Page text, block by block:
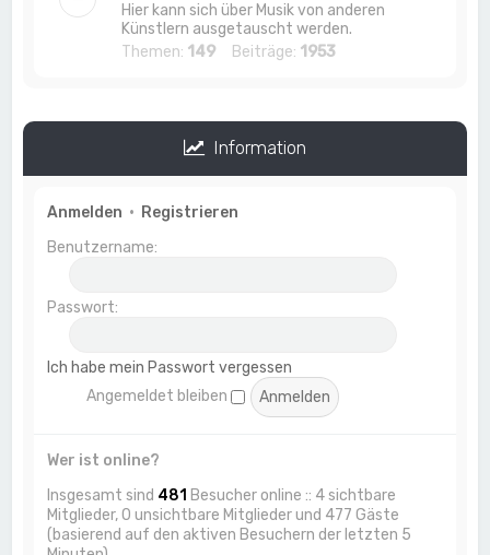
Hier kann sich über Musik von anderen
Künstlern ausgetauscht werden.
Themen: 149 Beiträge: 1953
Information
Anmelden • Registrieren
Benutzername:
Passwort:
Ich habe mein Passwort vergessen
Angemeldet bleiben
Wer ist online?
Insgesamt sind 481 Besucher online :: 4 sichtbare
Mitglieder, 0 unsichtbare Mitglieder und 477 Gäste
(basierend auf den aktiven Besuchern der letzten 5